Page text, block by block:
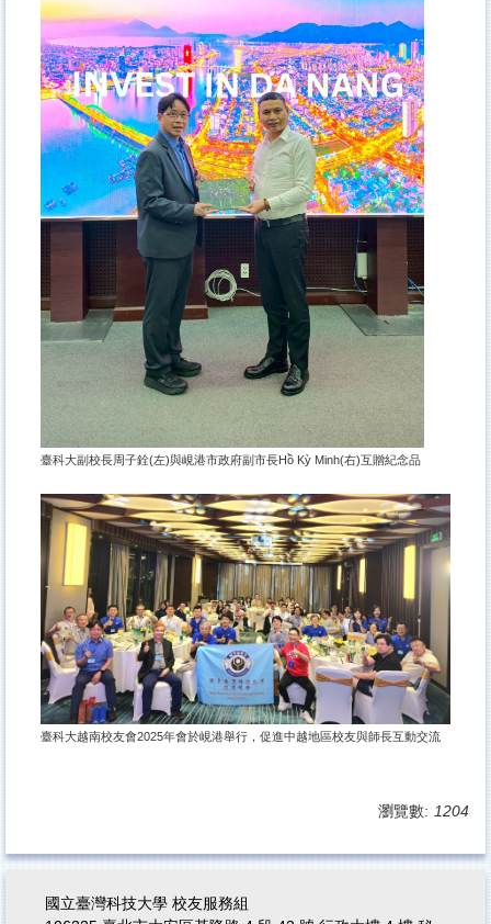
臺科大副校長周子銓(左)與峴港市政府副市長Hồ Kỳ Minh(右)互贈紀念品
臺科大越南校友會2025年會於峴港舉行，促進中越地區校友與師長互動交流
瀏覽數: 1204
國立臺灣科技大學 校友服務組